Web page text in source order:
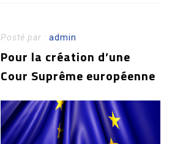
Posté par :admin
Pour la création d’une
Cour Suprême européenne